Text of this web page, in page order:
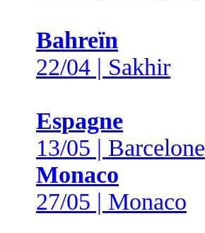
Bahreïn
22/04 | Sakhir
Espagne
13/05 | Barcelone
Monaco
27/05 | Monaco